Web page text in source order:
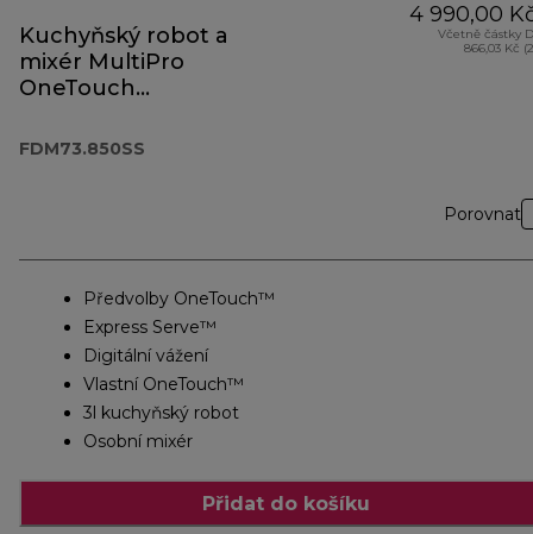
Kuchyňský robot a
mixér MultiPro
OneTouch
FDM73.850SS
4 990,00
Včetně částky
866,03 Kč
Porovnat
Předvolby OneTouch™
Express Serve™
Digitální vážení
Vlastní OneTouch™
3l kuchyňský robot
Osobní mixér
Přidat do košíku